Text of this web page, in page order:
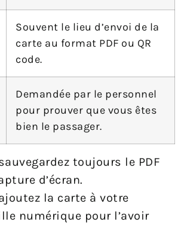
Souvent le lieu d’envoi de la
carte au format PDF ou QR
code.
Demandée par le personnel
pour prouver que vous êtes
bien le passager.
toujours le PDF
d’écran.
la carte à votre
numérique pour l’avoir